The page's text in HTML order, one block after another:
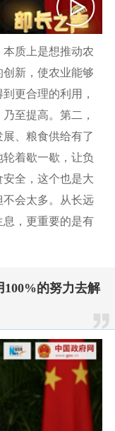
质上是想推动农
新，使农业能够
更合理的利用，
至提高。第二，
、粮食供给有了
着歇一歇，让负
全，这个也是大
会太多。从长远
，更重要的是有
的努力去解